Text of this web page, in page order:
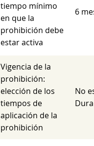
tiempo mínimo
en que la
prohibición debe
estar activa
6
Vigencia de la
prohibición:
elección de los
tiempos de
aplicación de la
prohibición
No